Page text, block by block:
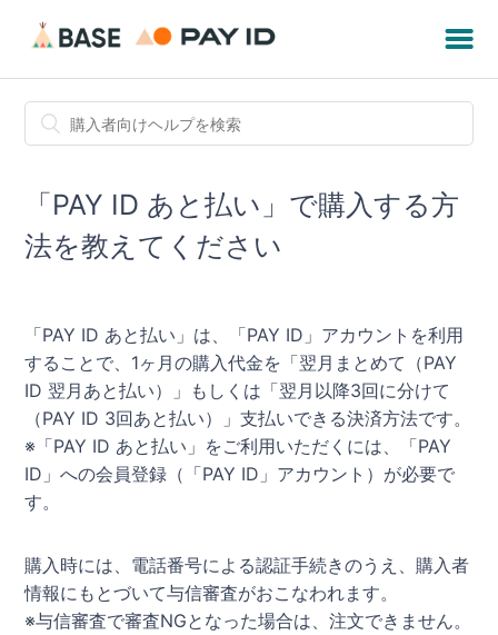
「PAY ID あと払い」で購入する方
法を教えてください
「PAY ID あと払い」は、「PAY ID」アカウントを利用
することで、1ヶ月の購入代金を「翌月まとめて（PAY
ID 翌月あと払い）」もしくは「翌月以降3回に分けて
（PAY ID 3回あと払い）」支払いできる決済方法です。
※「PAY ID あと払い」をご利用いただくには、「PAY
ID」への会員登録（「PAY ID」アカウント）が必要で
す。
購入時には、電話番号による認証手続きのうえ、購入者
情報にもとづいて与信審査がおこなわれます。
※与信審査で審査NGとなった場合は、注文できません。